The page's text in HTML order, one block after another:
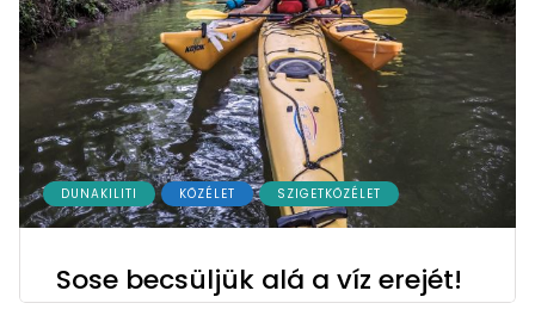
DUNAKILITI KÖZÉLET SZIGETKÖZÉLET
Sose becsüljük alá a víz erejét!